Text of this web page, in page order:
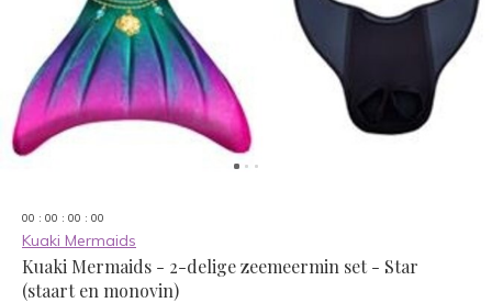
00 : 00 : 00 : 00
Kuaki Mermaids
Kuaki Mermaids - 2-delige zeemeermin set - Star
(staart en monovin)